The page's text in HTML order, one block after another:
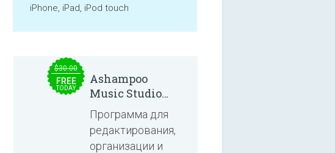
iPhone, iPad, iPod touch
$30.00
FREE
TODAY
Ashampoo
Music Studio
2025
Программа для
редактирования,
организации и